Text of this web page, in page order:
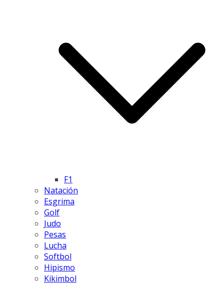
F1
Natación
Esgrima
Golf
Judo
Pesas
Lucha
Softbol
Hipismo
Kikimbol